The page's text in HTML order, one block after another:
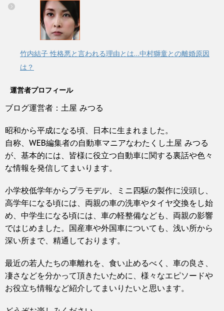
竹内結子 性格悪と言われる理由とは…中村獅童との離婚原因
は？
運営者プロフィール
ブログ運営者：土屋 みつる
昭和から平成になる頃、日本に生まれました。
自称、WEB編集者の自動車マニアなわたくし土屋 みつる
が、基本的には、皆様に役立つ自動車に関する裏話や色々
な情報を発信してまいります。
小学校低学年からプラモデル、ミニ四駆の製作に没頭し、
高学年になる頃には、両親の車の洗車やタイヤ交換をし始
め、中学生になる頃には、車の軽整備なども、両親の影響
ではじめました。国産車や外国車についても、浅い所から
深い所まで、精通しております。
最近の若人たちの車離れを、食い止めるべく、車の良さ、
凄さなどを分かって頂きたいために、様々なエピソードや
お役立ち情報など紹介してまいりたいと思います。